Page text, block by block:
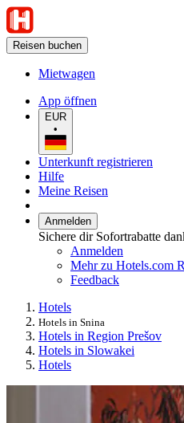
Reisen buchen
Mietwagen
App öffnen
EUR
•
Unterkunft registrieren
Hilfe
Meine Reisen
Anmelden
Sichere dir Sofortrabatte
Anmelden
Mehr zu Hotels.com
Feedback
Hotels
Hotels in Snina
Hotels in Region Prešov
Hotels in Slowakei
Hotels